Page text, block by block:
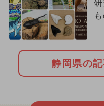
静岡県の